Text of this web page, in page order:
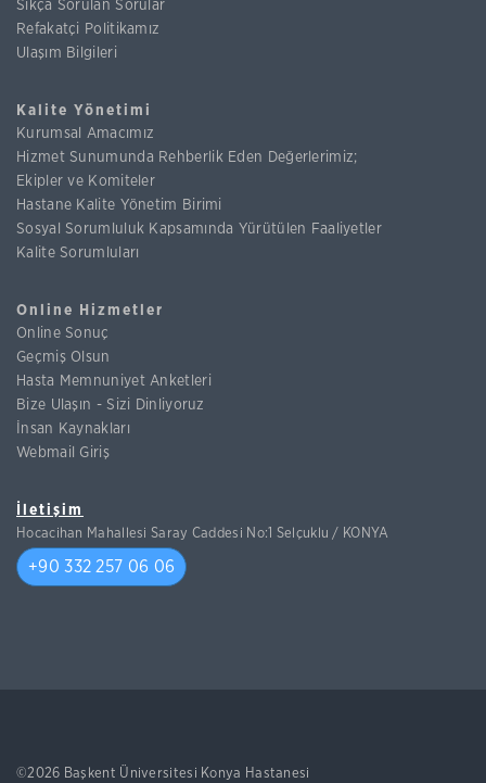
Sıkça Sorulan Sorular
Refakatçi Politikamız
Ulaşım Bilgileri
Kalite Yönetimi
Kurumsal Amacımız
Hizmet Sunumunda Rehberlik Eden Değerlerimiz;
Ekipler ve Komiteler
Hastane Kalite Yönetim Birimi
Sosyal Sorumluluk Kapsamında Yürütülen Faaliyetler
Kalite Sorumluları
Online Hizmetler
Online Sonuç
Geçmiş Olsun
Hasta Memnuniyet Anketleri
Bize Ulaşın - Sizi Dinliyoruz
İnsan Kaynakları
Webmail Giriş
İletişim
Hocacihan Mahallesi Saray Caddesi No:1 Selçuklu / KONYA
+90 332 257 06 06
©2026 Başkent Üniversitesi Konya Hastanesi